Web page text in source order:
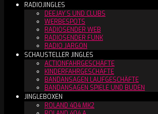
RADIOJINGLES
DEEJAY´S UND CLUBS
WERBESPOTS
RADIOSENDER WEB
RADIOSENDER FUNK
RADIO JARGON
SCHAUSTELLER JINGLES
ACTIONFAHRGESCHÄFTE
KINDERFAHRGESCHÄFTE
BANDANSAGEN LAUFGESCHÄFTE
BANDANSAGEN SPIELE UND BUDEN
JINGLEBOXEN
ROLAND 404 MK2